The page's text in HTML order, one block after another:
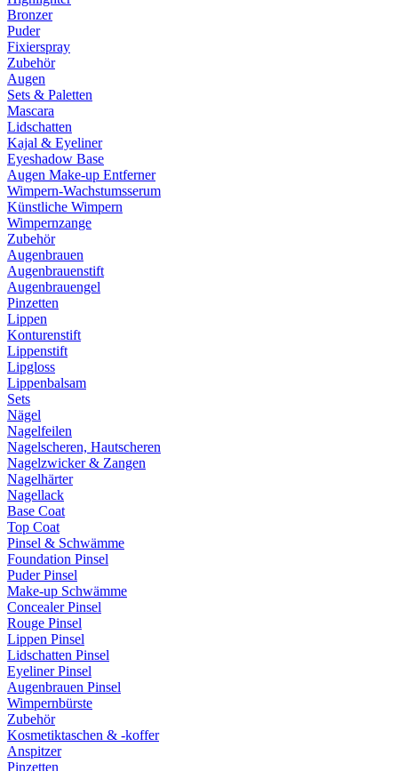
Bronzer
Puder
Fixierspray
Zubehör
Augen
Sets & Paletten
Mascara
Lidschatten
Kajal & Eyeliner
Eyeshadow Base
Augen Make-up Entferner
Wimpern-Wachstumsserum
Künstliche Wimpern
Wimpernzange
Zubehör
Augenbrauen
Augenbrauenstift
Augenbrauengel
Pinzetten
Lippen
Konturenstift
Lippenstift
Lipgloss
Lippenbalsam
Sets
Nägel
Nagelfeilen
Nagelscheren, Hautscheren
Nagelzwicker & Zangen
Nagelhärter
Nagellack
Base Coat
Top Coat
Pinsel & Schwämme
Foundation Pinsel
Puder Pinsel
Make-up Schwämme
Concealer Pinsel
Rouge Pinsel
Lippen Pinsel
Lidschatten Pinsel
Eyeliner Pinsel
Augenbrauen Pinsel
Wimpernbürste
Zubehör
Kosmetiktaschen & -koffer
Anspitzer
Pinzetten